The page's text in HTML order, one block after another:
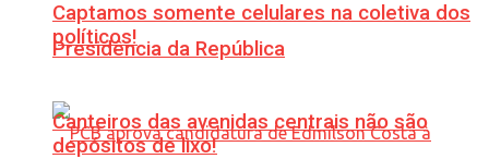
Presidência da República
Captamos somente celulares na coletiva dos
políticos!
Canteiros das avenidas centrais não são
depósitos de lixo!